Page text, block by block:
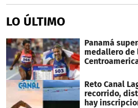
LO ÚLTIMO
Panamá
medallero de
Reto Canal
recorrido,
hay